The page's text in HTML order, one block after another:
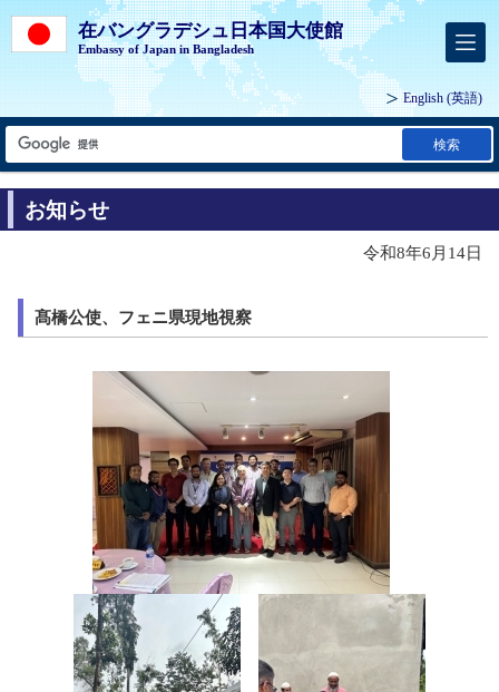
在バングラデシュ日本国大使館
Embassy of Japan in Bangladesh
English (英語)
検索
お知らせ
令和8年6月14日
髙橋公使、フェニ県現地視察